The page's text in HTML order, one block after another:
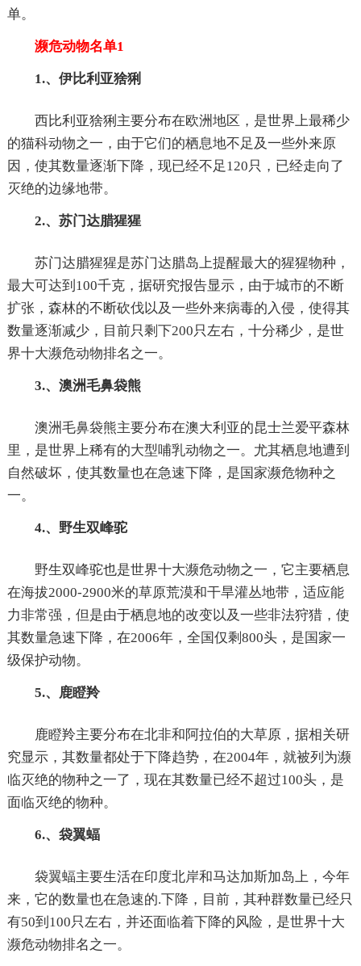
单。
濒危动物名单1
1.、伊比利亚猞猁
西比利亚猞猁主要分布在欧洲地区，是世界上最稀少
的猫科动物之一，由于它们的栖息地不足及一些外来原
因，使其数量逐渐下降，现已经不足120只，已经走向了
灭绝的边缘地带。
2.、苏门达腊猩猩
苏门达腊猩猩是苏门达腊岛上提醒最大的猩猩物种，
最大可达到100千克，据研究报告显示，由于城市的不断
扩张，森林的不断砍伐以及一些外来病毒的入侵，使得其
数量逐渐减少，目前只剩下200只左右，十分稀少，是世
界十大濒危动物排名之一。
3.、澳洲毛鼻袋熊
澳洲毛鼻袋熊主要分布在澳大利亚的昆士兰爱平森林
里，是世界上稀有的大型哺乳动物之一。尤其栖息地遭到
自然破坏，使其数量也在急速下降，是国家濒危物种之
一。
4.、野生双峰驼
野生双峰驼也是世界十大濒危动物之一，它主要栖息
在海拔2000-2900米的草原荒漠和干旱灌丛地带，适应能
力非常强，但是由于栖息地的改变以及一些非法狩猎，使
其数量急速下降，在2006年，全国仅剩800头，是国家一
级保护动物。
5.、鹿瞪羚
鹿瞪羚主要分布在北非和阿拉伯的大草原，据相关研
究显示，其数量都处于下降趋势，在2004年，就被列为濒
临灭绝的物种之一了，现在其数量已经不超过100头，是
面临灭绝的物种。
6.、袋翼蝠
袋翼蝠主要生活在印度北岸和马达加斯加岛上，今年
来，它的数量也在急速的.下降，目前，其种群数量已经只
有50到100只左右，并还面临着下降的风险，是世界十大
濒危动物排名之一。